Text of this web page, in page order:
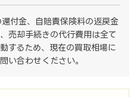
付金、自賠責保険料の返戻金
売却手続きの代行費用は全て
するため、現在の買取相場に
い合わせください。